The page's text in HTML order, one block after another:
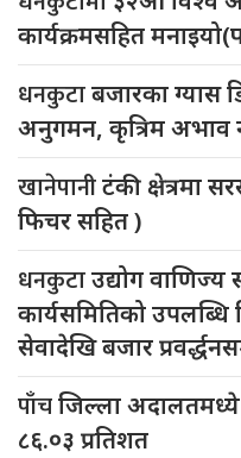
कार्यक्रमसहित
धनकुटाबजारका ग्यास
अनुगमन, कृत्रिम अभाव
खानेपानीटंकी क्षेत्रमा
फिचर सहित )
धनकुटाउद्योग वाणिज्य
कार्यसमितिको उपलब्धि
सेवादेखि बजार
पाँचजिल्ला अदालतमध्ये
८६.०३ प्रतिशत